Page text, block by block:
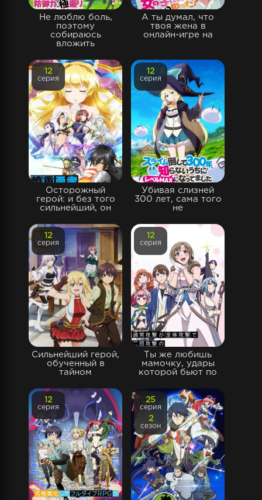
Не люблю боль,
поэтому
собираюсь
вложить
А ты думал, что
твоя жена в
онлайн-игре на
Осторожный
герой: и без того
сильнейший, он
12
серия
Убивая слизней
300 лет, сама того
не
12
серия
Сильнейший герой,
обученный в
тайном
12
серия
Ты же любишь
мамочку, удары
которой бьют по
12
серия
12
серия
25
серия
2
сезон